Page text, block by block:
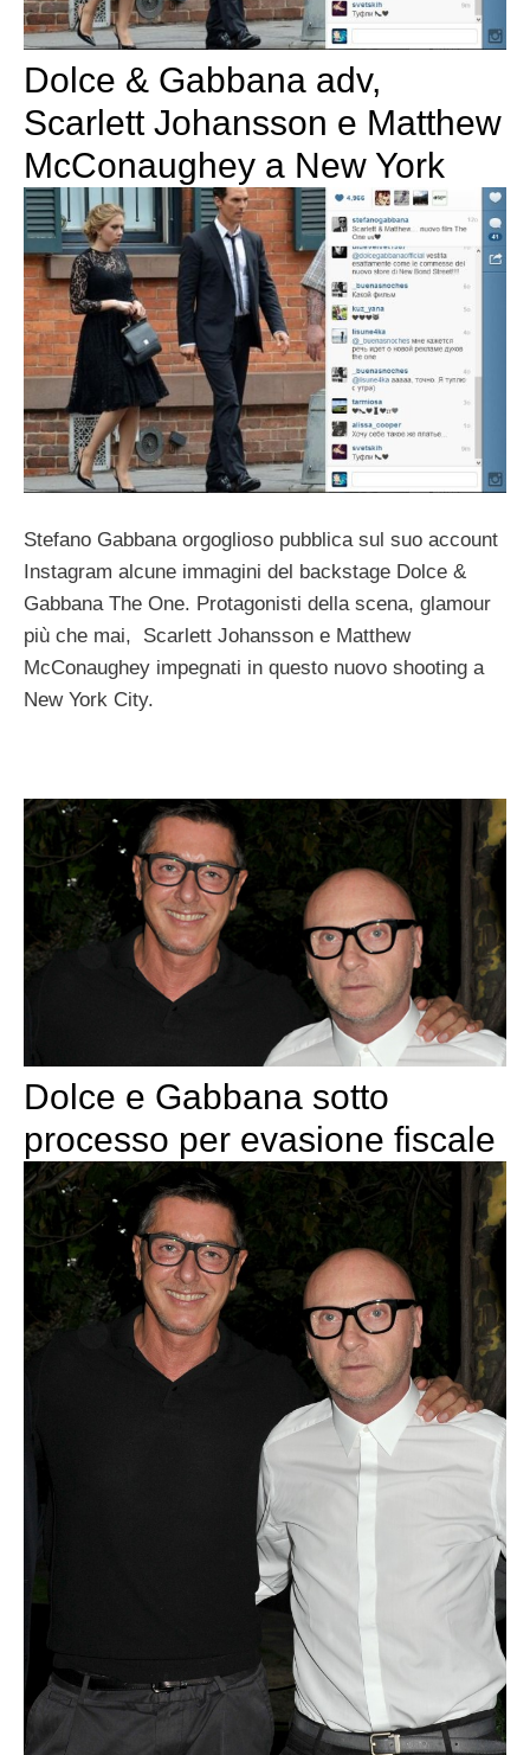
Dolce & Gabbana adv,
Scarlett Johansson e Matthew
McConaughey a New York
Stefano Gabbana orgoglioso pubblica sul suo account
Instagram alcune immagini del backstage Dolce &
Gabbana The One. Protagonisti della scena, glamour
più che mai, Scarlett Johansson e Matthew
McConaughey impegnati in questo nuovo shooting a
New York City.
Dolce e Gabbana sotto
processo per evasione fiscale